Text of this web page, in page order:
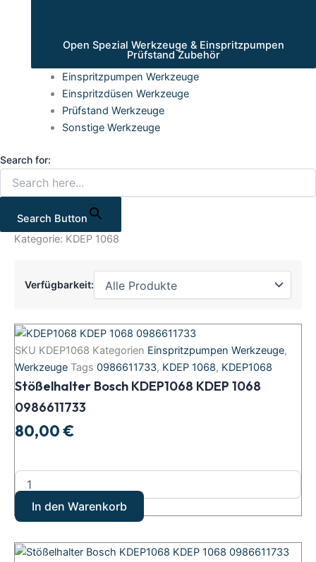
Open Spezial Werkzeuge & Einspritzpumpen
Prüfstand Zubehör
Einspritzpumpen Werkzeuge
Einspritzdüsen Werkzeuge
Prüfstand Werkzeuge
Sonstige Werkzeuge
Search for:
Search Button
Kategorie: KDEP 1068
Verfügbarkeit:
SKU KDEP1068 Kategorien Einspritzpumpen Werkzeuge,
Werkzeuge Tags 0986611733, KDEP 1068, KDEP1068
Stößelhalter Bosch KDEP1068 KDEP 1068
0986611733
80,00€
Stößelhalter
Bosch
KDEP1068
KDEP
1068
0986611733
Menge
In den Warenkorb
Stößelhalter